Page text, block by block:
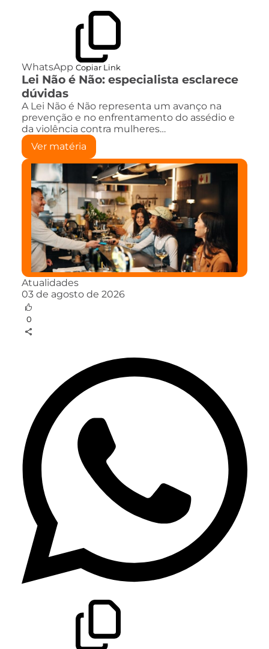
WhatsApp Copiar Link
Lei Não é Não: especialista esclarece
dúvidas
A Lei Não é Não representa um avanço na
prevenção e no enfrentamento do assédio e
da violência contra mulheres…
Ver matéria
Atualidades
03 de agosto de 2026
0